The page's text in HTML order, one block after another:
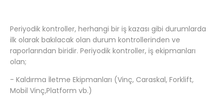
Periyodik kontroller, herhangi bir iş kazası gibi durumlarda
ilk olarak bakılacak olan durum kontrollerinden ve
raporlarından biridir. Periyodik kontroller, iş ekipmanları
olan;
- Kaldırma İletme Ekipmanları (Vinç, Caraskal, Forklift,
Mobil Vinç,Platform vb.)